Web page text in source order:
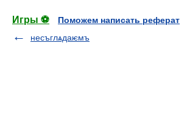
Игры ⚽
Поможем написать реферат
несъглѧдаѥмъ